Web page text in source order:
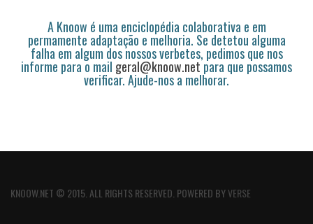
A Knoow é uma enciclopédia colaborativa e em
permamente adaptação e melhoria. Se detetou alguma
falha em algum dos nossos verbetes, pedimos que nos
informe para o mail geral@knoow.netpara que possamos
verificar. Ajude-nos a melhorar.
KNOOW.NET © 2015. ALL RIGHTS RESERVED. POWERED BYVERSE